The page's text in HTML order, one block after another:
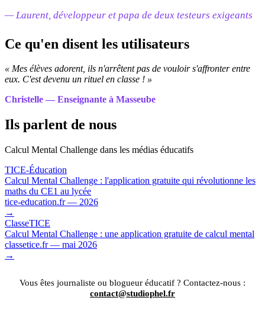
— Laurent, développeur et papa de deux testeurs exigeants
Ce qu'en disent les utilisateurs
« Mes élèves adorent, ils n'arrêtent pas de vouloir s'affronter entre
eux. C'est devenu un rituel en classe ! »
Christelle — Enseignante à Masseube
Ils parlent de nous
Calcul Mental Challenge dans les médias éducatifs
TICE-Éducation
Calcul Mental Challenge : l'application gratuite qui révolutionne les
maths du CE1 au lycée
tice-education.fr — 2026
→
ClasseTICE
Calcul Mental Challenge : une application gratuite de calcul mental
classetice.fr — mai 2026
→
Vous êtes journaliste ou blogueur éducatif ? Contactez-nous :
contact@studiophel.fr